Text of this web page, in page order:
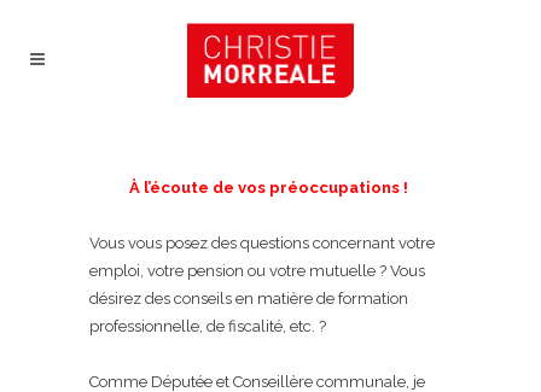
À l’écoute de vos préoccupations !
Vous vous posez des questions concernant votre
emploi, votre pension ou votre mutuelle ? Vous
désirez des conseils en matière de formation
professionnelle, de fiscalité, etc. ?
Comme Députée et Conseillère communale, je